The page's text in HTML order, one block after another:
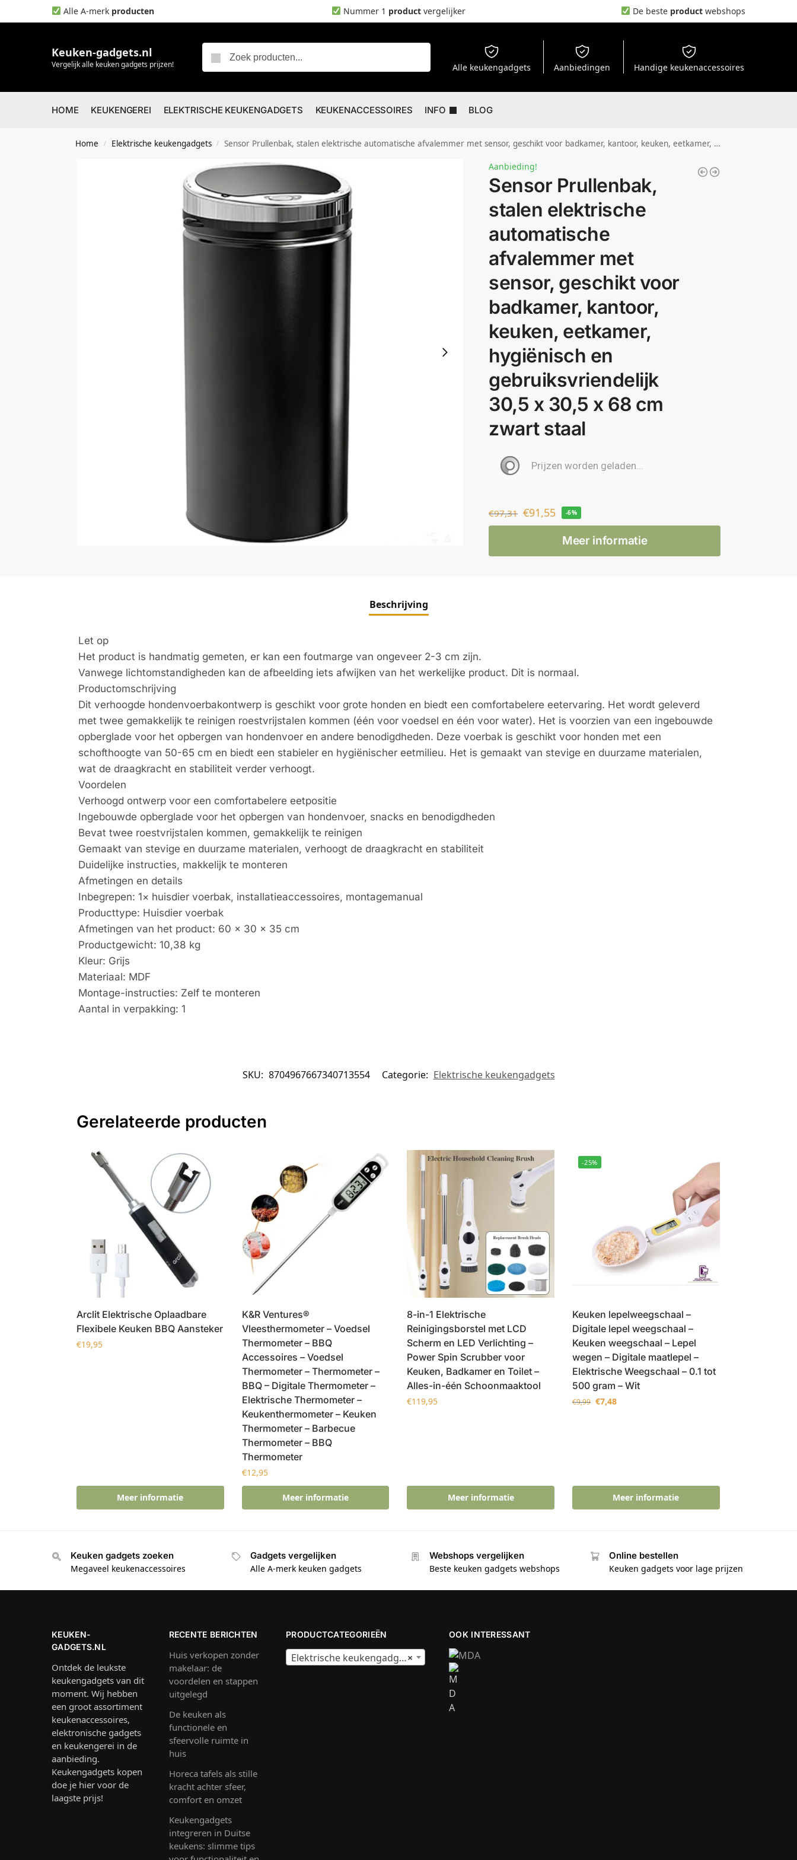
Alle A-merk producten Nummer 1 productvergelijker De beste product webshops
Keuken-gadgets.nl
Vergelijk alle keuken gadgets prijzen! Alle keukengadgets Aanbiedingen Handige keukenaccessoires
HOME KEUKENGEREI ELEKTRISCHE KEUKENGADGETS KEUKENACCESSOIRES INFO BLOG
Home / Elektrische keukengadgets / Sensor Prullenbak, stalen elektrische automatische afvalemmer met sensor, geschikt voor badkamer, kantoor, keuken, eetkamer, hygiënisch en gebruiksvriendelijk 30,5 x 30,5 x 68 cm zwart staal
Aanbieding!
Sensor Prullenbak,
stalen elektrische
automatische
afvalemmer met
sensor, geschikt voor
badkamer, kantoor,
keuken, eetkamer,
hygiënisch en
gebruiksvriendelijk
30,5 x 30,5 x 68 cm
zwart staal
€97,31 €91,55 -6%
Meer informatie
Beschrijving
Let op
Het product is handmatig gemeten, er kan een foutmarge van ongeveer 2-3 cm zijn.
Vanwege lichtomstandigheden kan de afbeelding iets afwijken van het werkelijke product. Dit is normaal.
Productomschrijving
Dit verhoogde hondenvoerbakontwerp is geschikt voor grote honden en biedt een comfortabelere eetervaring. Het wordt geleverd
met twee gemakkelijk te reinigen roestvrijstalen kommen (één voor voedsel en één voor water). Het is voorzien van een ingebouwde
opberglade voor het opbergen van hondenvoer en andere benodigdheden. Deze voerbak is geschikt voor honden met een
schofthoogte van 50-65 cm en biedt een stabieler en hygiënischer eetmilieu. Het is gemaakt van stevige en duurzame materialen,
wat de draagkracht en stabiliteit verder verhoogt.
Voordelen
Verhoogd ontwerp voor een comfortabelere eetpositie
Ingebouwde opberglade voor het opbergen van hondenvoer, snacks en benodigdheden
Bevat twee roestvrijstalen kommen, gemakkelijk te reinigen
Gemaakt van stevige en duurzame materialen, verhoogt de draagkracht en stabiliteit
Duidelijke instructies, makkelijk te monteren
Afmetingen en details
Inbegrepen: 1× huisdier voerbak, installatieaccessoires, montagemanual
Producttype: Huisdier voerbak
Afmetingen van het product: 60 x 30 x 35 cm
Productgewicht: 10,38 kg
Kleur: Grijs
Materiaal: MDF
Montage-instructies: Zelf te monteren
Aantal in verpakking: 1
SKU: 8704967667340713554 Categorie: Elektrische keukengadgets
Gerelateerde producten
Arclit Elektrische Oplaadbare
Flexibele Keuken BBQ Aansteker
€19,95
Meer informatie
K&R Ventures®
Vleesthermometer – Voedsel
Thermometer – BBQ
Accessoires – Voedsel
Thermometer – Thermometer –
BBQ – Digitale Thermometer –
Elektrische Thermometer –
Keukenthermometer – Keuken
Thermometer – Barbecue
Thermometer – BBQ
Thermometer
€12,95
Meer informatie
8-in-1 Elektrische
Reinigingsborstel met LCD
Scherm en LED Verlichting –
Power Spin Scrubber voor
Keuken, Badkamer en Toilet –
Alles-in-één Schoonmaaktool
€119,95
Meer informatie
-25%
Keuken lepelweegschaal –
Digitale lepel weegschaal –
Keuken weegschaal – Lepel
wegen – Digitale maatlepel –
Elektrische Weegschaal – 0.1 tot
500 gram – Wit
€9,99 €7,48
Meer informatie
Keuken gadgets zoeken
Megaveel keukenaccessoires
Gadgets vergelijken
Alle A-merk keuken gadgets
Webshops vergelijken
Beste keuken gadgets webshops
Online bestellen
Keuken gadgets voor lage prijzen
KEUKEN-
GADGETS.NL
Ontdek de leukste
keukengadgets van dit
moment. Wij hebben
een groot assortiment
keukenaccessoires,
elektronische gadgets
en keukengerei in de
aanbieding.
Keukengadgets kopen
doe je hier voor de
laagste prijs!
RECENTE BERICHTEN
Huis verkopen zonder
makelaar: de
voordelen en stappen
uitgelegd
De keuken als
functionele en
sfeervolle ruimte in
huis
Horeca tafels als stille
kracht achter sfeer,
comfort en omzet
Keukengadgets
integreren in Duitse
keukens: slimme tips
PRODUCTCATEGORIEËN
×
Elektrische keukengadgets
OOK INTERESSANT